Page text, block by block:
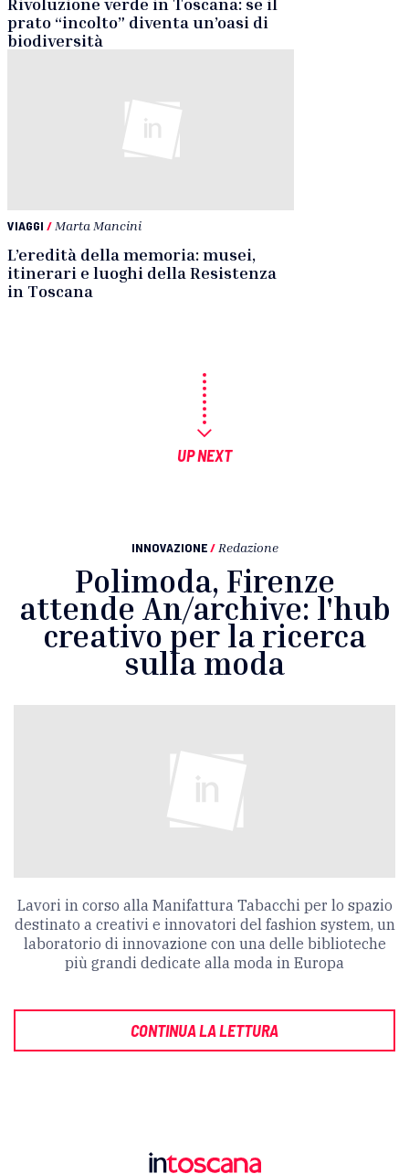
prato “incolto” diventa un’oasi di
biodiversità
VIAGGI / Marta Mancini
L’eredità della memoria: musei,
itinerari e luoghi della Resistenza
in Toscana
UP NEXT
INNOVAZIONE / Redazione
Polimoda, Firenze
attende An/archive: l'hub
creativo per la ricerca
sulla moda
Lavori in corso alla Manifattura Tabacchi per lo spazio
destinato a creativi e innovatori del fashion system, un
laboratorio di innovazione con una delle biblioteche
più grandi dedicate alla moda in Europa
CONTINUA LA LETTURA